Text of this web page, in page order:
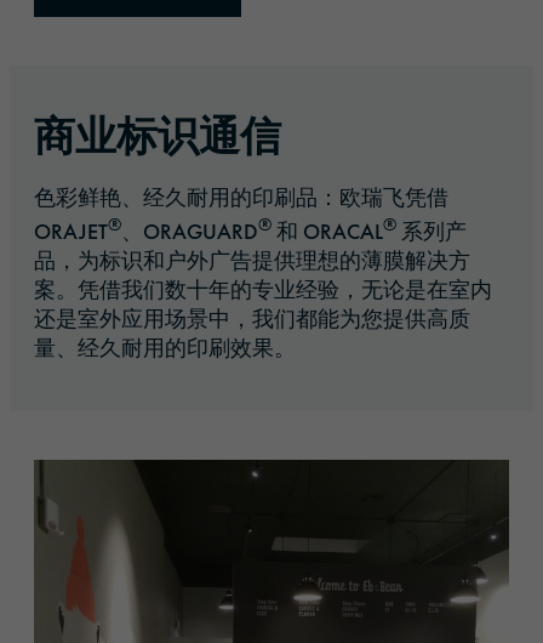
商业标识通信
色彩鲜艳、经久耐用的印刷品：欧瑞飞凭借
ORAJET®、ORAGUARD® 和 ORACAL® 系列产
品，为标识和户外广告提供理想的薄膜解决方
案。凭借我们数十年的专业经验，无论是在室内
还是室外应用场景中，我们都能为您提供高质
量、经久耐用的印刷效果。